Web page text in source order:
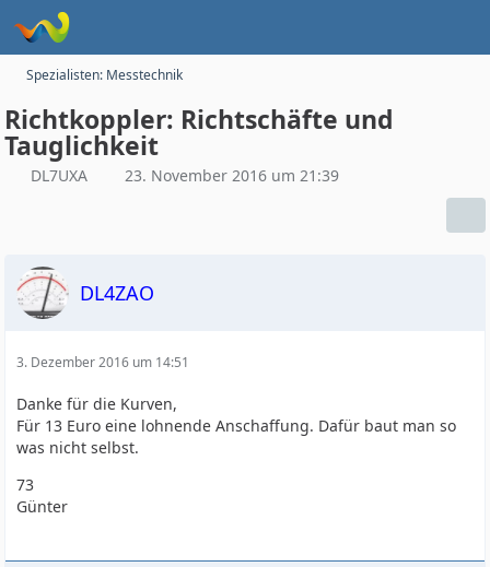
Spezialisten: Messtechnik
Richtkoppler: Richtschäfte und
Tauglichkeit
DL7UXA 23. November 2016 um 21:39
DL4ZAO
3. Dezember 2016 um 14:51
Danke für die Kurven,
Für 13 Euro eine lohnende Anschaffung. Dafür baut man so
was nicht selbst.
73
Günter